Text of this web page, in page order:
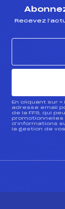
Recevez
En cliquant sur «
adresse email
de la FFS, qui
promotionnelles
d’informations
la gestion de